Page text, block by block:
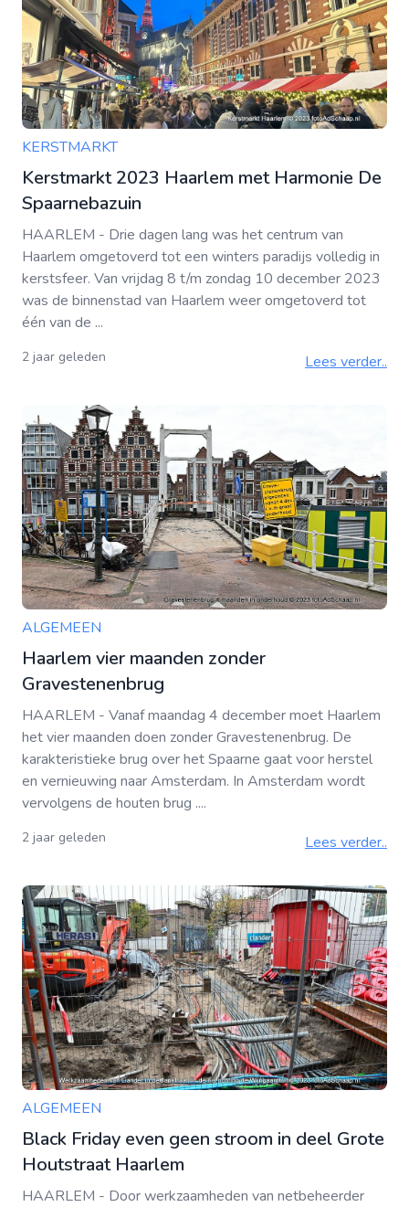
KERSTMARKT
Kerstmarkt 2023 Haarlem met Harmonie De
Spaarnebazuin
HAARLEM - Drie dagen lang was het centrum van
Haarlem omgetoverd tot een winters paradijs volledig in
kerstsfeer. Van vrijdag 8 t/m zondag 10 december 2023
was de binnenstad van Haarlem weer omgetoverd tot
één van de ...
2 jaar geleden Lees verder..
ALGEMEEN
Haarlem vier maanden zonder
Gravestenenbrug
HAARLEM - Vanaf maandag 4 december moet Haarlem
het vier maanden doen zonder Gravestenenbrug. De
karakteristieke brug over het Spaarne gaat voor herstel
en vernieuwing naar Amsterdam. In Amsterdam wordt
vervolgens de houten brug ....
2 jaar geleden Lees verder..
ALGEMEEN
Black Friday even geen stroom in deel Grote
Houtstraat Haarlem
HAARLEM - Door werkzaamheden van netbeheerder